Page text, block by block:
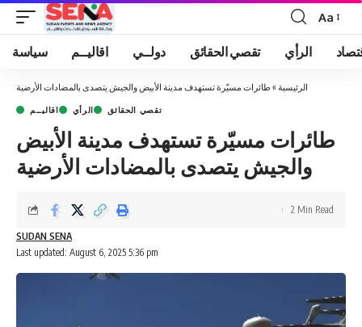
Font
Resizer
Aa
سياسة اقاليــم دولــي تقصي الحقائق الرأي
الرئيسية » طائرات مسيّرة تستهدف مدينة الأبيض والجيش يتصدى بالمضادات الأرضية
اقاليــم الرأي تقصي الحقائق
طائرات مسيّرة تستهدف مدينة الأبيض
والجيش يتصدى بالمضادات الأرضية
Last updated: August 6, 2025 5:36 pm
SUDAN SENA
2 Min Read